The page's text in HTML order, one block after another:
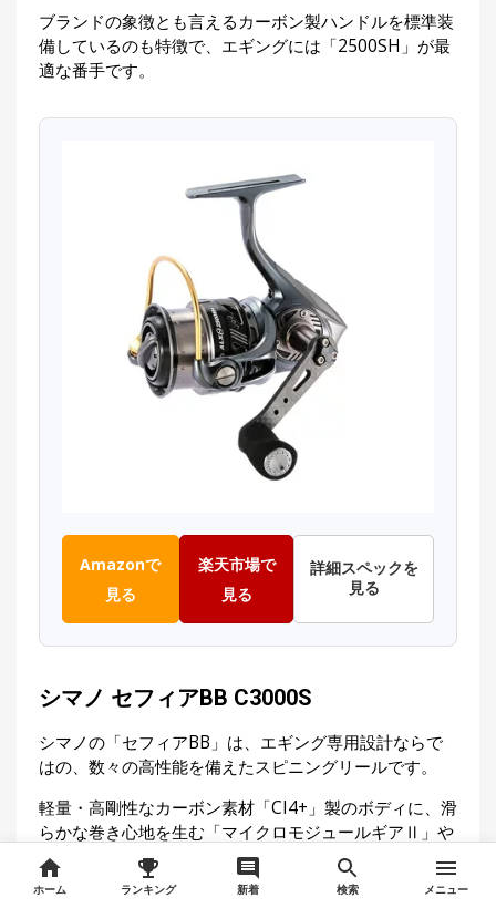
ブランドの象徴とも言えるカーボン製ハンドルを標準装
備しているのも特徴で、エギングには「2500SH」が最
適な番手です。
Amazonで
見る
楽天市場で
見る
詳細スペックを
見る
シマノ セフィアBB C3000S
シマノの「セフィアBB」は、エギング専用設計ならで
はの、数々の高性能を備えたスピニングリールです。
軽量・高剛性なカーボン素材「CI4+」製のボディに、滑
らかな巻き心地を生む「マイクロモジュールギアⅡ」や
「サイレントドライブ」、さらに、ドラグを瞬時に調整
できる「ラピッドファイアドラグ」といった、上位機種
ホーム ランキング 新着 検索 メニュー